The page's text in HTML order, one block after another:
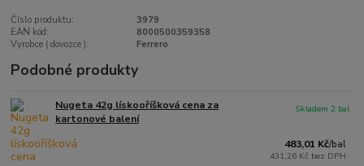
Číslo produktu:
3979
EAN kód:
8000500359358
Vyrobce ( dovozce ):
Ferrero
Podobné produkty
Nugeta 42g lískooříšková cena za
kartonové balení
483,01 Kč/bal
431,26 Kč bez DPH
Skladem 2 bal